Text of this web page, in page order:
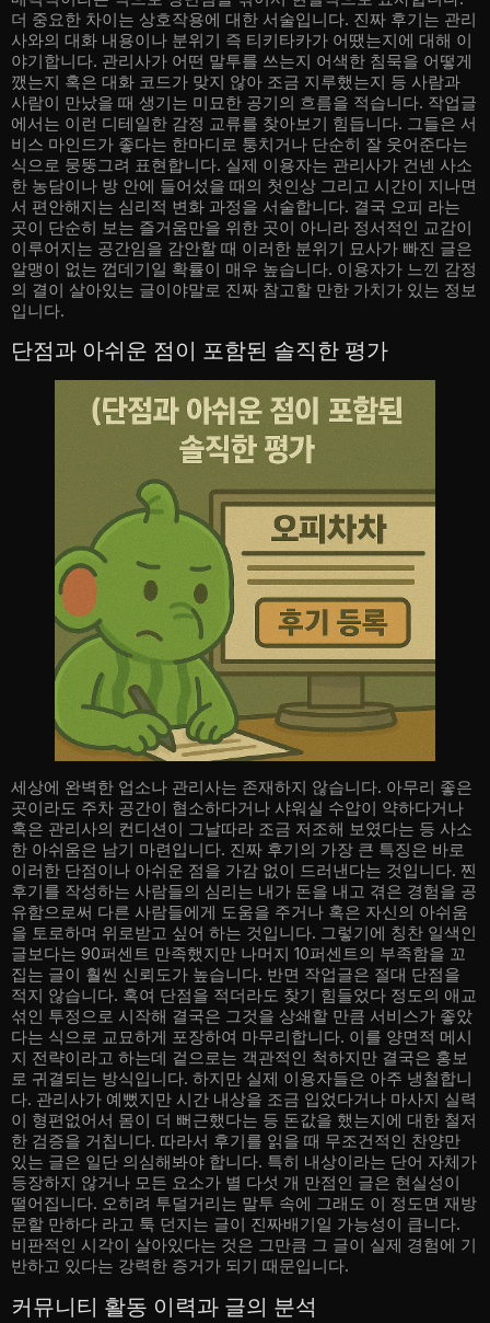
더 중요한 차이는 상호작용에 대한 서술입니다. 진짜 후기는 관리
사와의 대화 내용이나 분위기 즉 티키타카가 어땠는지에 대해 이
야기합니다. 관리사가 어떤 말투를 쓰는지 어색한 침묵을 어떻게
깼는지 혹은 대화 코드가 맞지 않아 조금 지루했는지 등 사람과
사람이 만났을 때 생기는 미묘한 공기의 흐름을 적습니다. 작업글
에서는 이런 디테일한 감정 교류를 찾아보기 힘듭니다. 그들은 서
비스 마인드가 좋다는 한마디로 퉁치거나 단순히 잘 웃어준다는
식으로 뭉뚱그려 표현합니다. 실제 이용자는 관리사가 건넨 사소
한 농담이나 방 안에 들어섰을 때의 첫인상 그리고 시간이 지나면
서 편안해지는 심리적 변화 과정을 서술합니다. 결국 오피 라는
곳이 단순히 보는 즐거움만을 위한 곳이 아니라 정서적인 교감이
이루어지는 공간임을 감안할 때 이러한 분위기 묘사가 빠진 글은
알맹이 없는 껍데기일 확률이 매우 높습니다. 이용자가 느낀 감정
의 결이 살아있는 글이야말로 진짜 참고할 만한 가치가 있는 정보
입니다.
단점과 아쉬운 점이 포함된 솔직한 평가
세상에 완벽한 업소나 관리사는 존재하지 않습니다. 아무리 좋은
곳이라도 주차 공간이 협소하다거나 샤워실 수압이 약하다거나
혹은 관리사의 컨디션이 그날따라 조금 저조해 보였다는 등 사소
한 아쉬움은 남기 마련입니다. 진짜 후기의 가장 큰 특징은 바로
이러한 단점이나 아쉬운 점을 가감 없이 드러낸다는 것입니다. 찐
후기를 작성하는 사람들의 심리는 내가 돈을 내고 겪은 경험을 공
유함으로써 다른 사람들에게 도움을 주거나 혹은 자신의 아쉬움
을 토로하며 위로받고 싶어 하는 것입니다. 그렇기에 칭찬 일색인
글보다는 90퍼센트 만족했지만 나머지 10퍼센트의 부족함을 꼬
집는 글이 훨씬 신뢰도가 높습니다. 반면 작업글은 절대 단점을
적지 않습니다. 혹여 단점을 적더라도 찾기 힘들었다 정도의 애교
섞인 투정으로 시작해 결국은 그것을 상쇄할 만큼 서비스가 좋았
다는 식으로 교묘하게 포장하여 마무리합니다. 이를 양면적 메시
지 전략이라고 하는데 겉으로는 객관적인 척하지만 결국은 홍보
로 귀결되는 방식입니다. 하지만 실제 이용자들은 아주 냉철합니
다. 관리사가 예뻤지만 시간 내상을 조금 입었다거나 마사지 실력
이 형편없어서 몸이 더 뻐근했다는 등 돈값을 했는지에 대한 철저
한 검증을 거칩니다. 따라서 후기를 읽을 때 무조건적인 찬양만
있는 글은 일단 의심해봐야 합니다. 특히 내상이라는 단어 자체가
등장하지 않거나 모든 요소가 별 다섯 개 만점인 글은 현실성이
떨어집니다. 오히려 투덜거리는 말투 속에 그래도 이 정도면 재방
문할 만하다 라고 툭 던지는 글이 진짜배기일 가능성이 큽니다.
비판적인 시각이 살아있다는 것은 그만큼 그 글이 실제 경험에 기
반하고 있다는 강력한 증거가 되기 때문입니다.
커뮤니티 활동 이력과 글의 분석